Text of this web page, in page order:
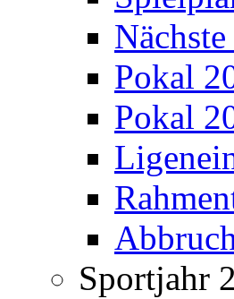
Pokal
Pokal
Sportjahr